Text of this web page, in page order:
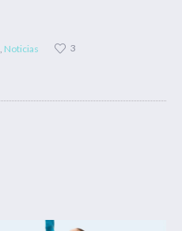
Noticias 3